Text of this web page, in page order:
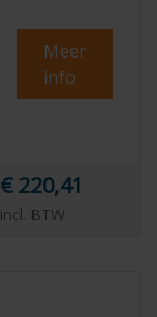
Meer
info
€ 220,41
incl. BTW